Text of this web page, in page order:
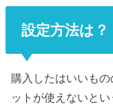
設定方法は？
購入したはいいも
ットが使えないと